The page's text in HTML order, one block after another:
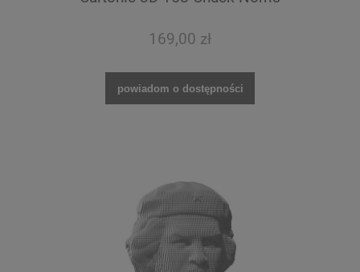
169,00 zł
powiadom o dostępności